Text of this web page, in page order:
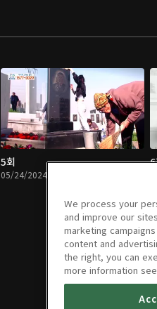
5회
05/24/2024 • 1시간 16분
We process your
and improve our
marketing
content and
the right, you can
more information